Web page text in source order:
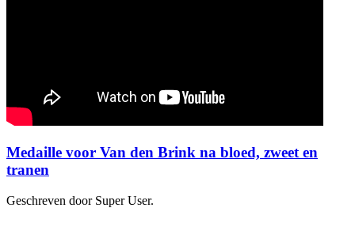
Medaille voor Van den Brink na bloed, zweet en
tranen
Geschreven door Super User.